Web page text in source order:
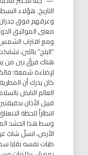
التاريخ. هؤلاء
وعرقهم فوق جدران
معنى المواثيق
ومع اقتراب الشمس
“البلح” باللبن،
هناك فرقٌ بين من
لإضاءة شمعة؛ فالكل
كان يدرك أن
العالم النابض
قبيل الأذان
انتظاراً للحظة
وسط هذا الحشد
الأرض، انسلّ شابٌ
طيات نفسه بقايا